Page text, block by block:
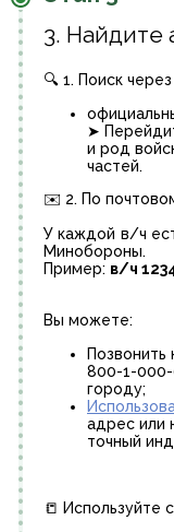
3. Найдите
🔍 1. Поиск
➤
и род
частей.
✉️ 2. По
У каждой в/ч
Минобороны.
Пример: в/ч
Вы можете:
Позвонить
800-1-000-
городу;
адрес или
точный
📒 Используйте